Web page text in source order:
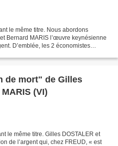
le même titre. Nous abordons
Bernard MARIS l’œuvre keynésienne
D’emblée, les 2 économistes
de mort" de Gilles
(VI)
le même titre. Gilles DOSTALER et
de l’argent qui, chez FREUD, « est